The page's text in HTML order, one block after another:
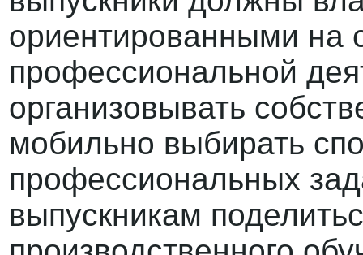
ориентированными на
профессиональной
организовывать
мобильно выбирать
профессиональных
выпускникам